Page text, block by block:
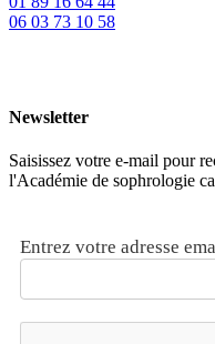
06 03 73 10 58
Newsletter
Saisissez votre e-mail pour
l'Académie de sophrologie
Entrez votre adresse